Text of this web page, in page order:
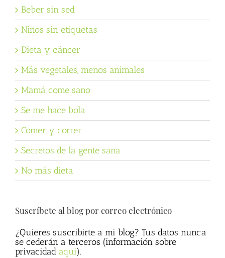
Beber sin sed
Niños sin etiquetas
Dieta y cáncer
Más vegetales, menos animales
Mamá come sano
Se me hace bola
Comer y correr
Secretos de la gente sana
No más dieta
Suscríbete al blog por correo electrónico
¿Quieres suscribirte a mi blog? Tus datos nunca
se cederán a terceros (información sobre
privacidad aqui).